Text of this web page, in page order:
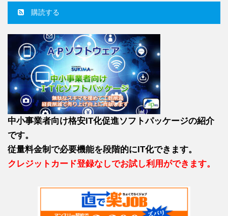
購読する
中小事業者向け格安IT化促進ソフトパッケージの紹介
です。
従量料金制で必要機能を段階的にIT化できます。
クレジットカード登録なしでお試し利用ができます。